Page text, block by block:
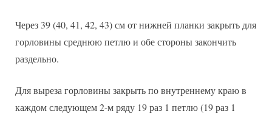
Через 39 (40, 41, 42, 43) см от нижней планки закрыть для
горловины среднюю петлю и обе стороны закончить
раздельно.
Для выреза горловины закрыть по внутреннему краю в
каждом следующем 2-м ряду 19 раз 1 петлю (19 раз 1